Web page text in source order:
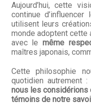
Aujourd’hui, cette
continue
utilisent leurs
monde adoptent cette
avec lemême
maîtres japonais,
Cette philosophie
quotidien autrement :
nous les considérions
témoins de notre